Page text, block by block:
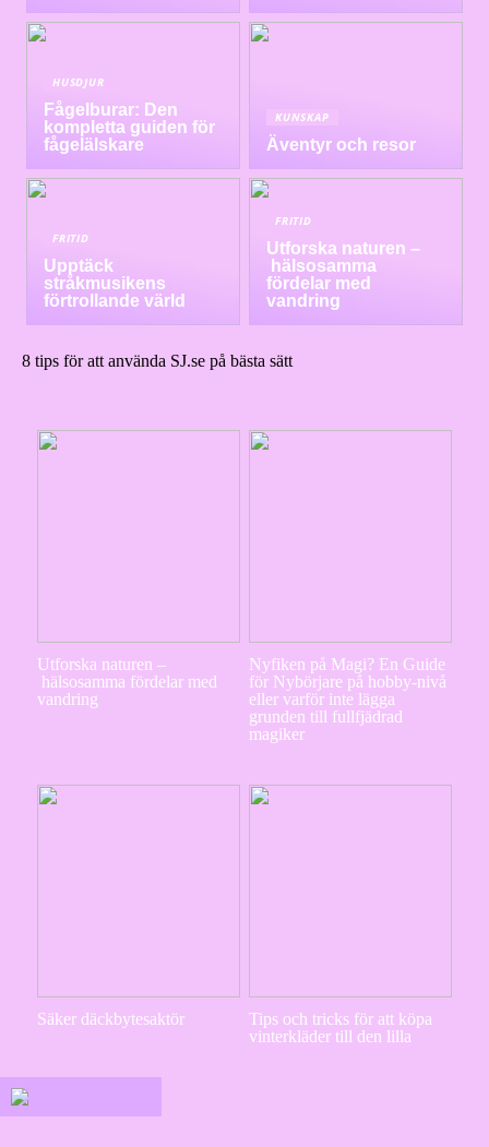
HUSDJUR
Fågelburar: Den
kompletta guiden för
fågelälskare
KUNSKAP
Äventyr och resor
FRITID
Upptäck
stråkmusikens
förtrollande värld
FRITID
Utforska naturen –
hälsosamma
fördelar med
vandring
8 tips för att använda SJ.se på bästa sätt
Utforska naturen –
hälsosamma fördelar med
vandring
Nyfiken på Magi? En Guide
för Nybörjare på hobby-nivå
eller varför inte lägga
grunden till fullfjädrad
magiker
Säker däckbytesaktör
Tips och tricks för att köpa
vinterkläder till den lilla